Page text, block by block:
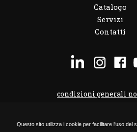
Questo sito utilizza i cookie per facilitare l'uso del
Catalogo
Servizi
Contatti
condizioni generali
codice etico »